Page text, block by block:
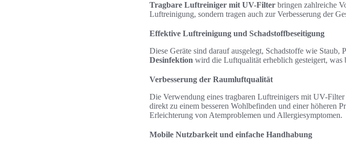
Tragbare Luftreiniger mit UV-Filter bringen zahlreiche
Luftreinigung, sondern tragen auch zur Verbesserung der
Effektive Luftreinigung und Schadstoffbeseitigung
Diese Geräte sind darauf ausgelegt, Schadstoffe wie
Desinfektion wird die Luftqualität erheblich gesteigert,
Verbesserung der Raumluftqualität
Die Verwendung eines tragbaren Luftreinigers mit UV-
direkt zu einem besseren Wohlbefinden und einer höheren
Erleichterung von Atemproblemen und Allergiesymptomen.
Mobile Nutzbarkeit und einfache Handhabung